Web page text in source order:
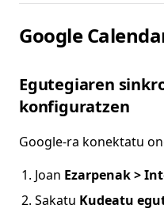
Google
Egutegiaren
konfiguratzen
Google-ra konektatu
Joan Ezarpenak >
Sakatu Kudeatu